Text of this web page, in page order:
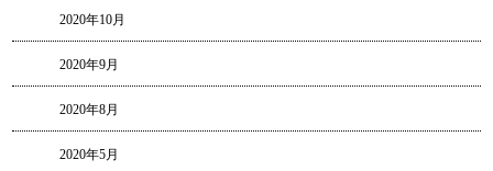
2020年10月
2020年9月
2020年8月
2020年5月